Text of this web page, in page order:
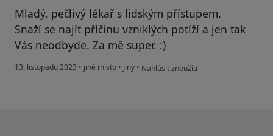
Mladý, pečlivý lékař s lidským přístupem.
Snaží se najít příčinu vzniklých potíží a jen tak
Vás neodbyde. Za mě super. :)
13. listopadu 2023 • jiné místo • Jiný • podle názoru uživatele Svatá
Nahlásit zneužití